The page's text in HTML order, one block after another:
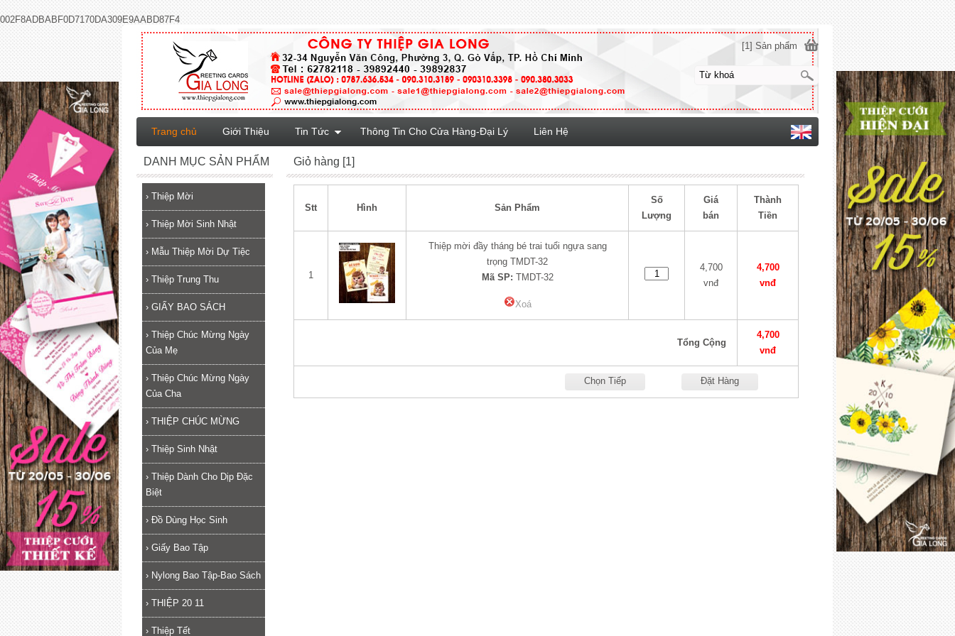
002F8ADBABF0D7170DA309E9AABD87F4
Giỏ hàng [1]
Stt Hình Sản Phẩm
Số
Lượng
Giá
bán
Thành
Tiền
1
Thiệp mời đầy tháng bé trai tuổi ngựa sang
trọng TMDT-32
Mã SP: TMDT-32
Xoá
4,700
vnđ
4,700
vnđ
Tổng Cộng
4,700
vnđ
Đặt Hàng
Chọn Tiếp
DANH MỤC SẢN PHẨM
› Thiệp Mời
› Thiệp Mời Sinh Nhật
› Mẫu Thiệp Mời Dự Tiệc
› Thiệp Trung Thu
› GIẤY BAO SÁCH
› Thiệp Chúc Mừng Ngày
Của Mẹ
› Thiệp Chúc Mừng Ngày
Của Cha
› THIỆP CHÚC MỪNG
› Thiệp Sinh Nhật
› Thiệp Dành Cho Dịp Đặc
Biệt
› Đồ Dùng Học Sinh
› Giấy Bao Tập
› Nylong Bao Tập-Bao Sách
› THIỆP 20 11
› Thiệp Tết
[1] Sản phẩm
Trang chủ Giới Thiệu Tin Tức Thông Tin Cho Cửa Hàng-Đại Lý Liên Hệ